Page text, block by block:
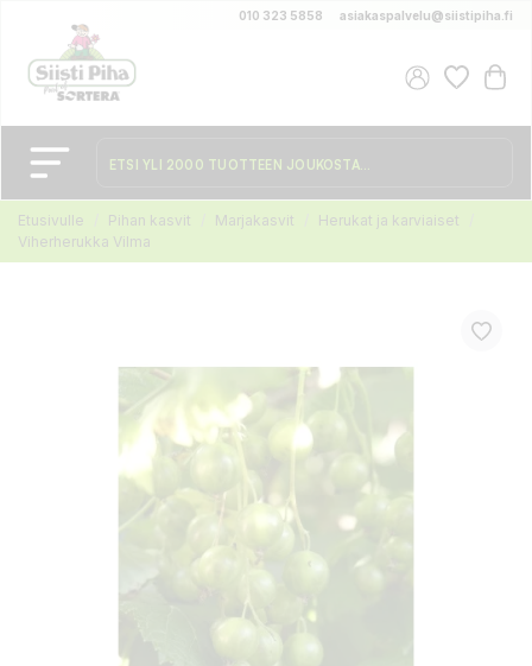
010 323 5858 asiakaspalvelu@siistipiha.fi
Etusivulle Pihan kasvit Marjakasvit
Herukat ja karviaiset
Viherherukka Vilma